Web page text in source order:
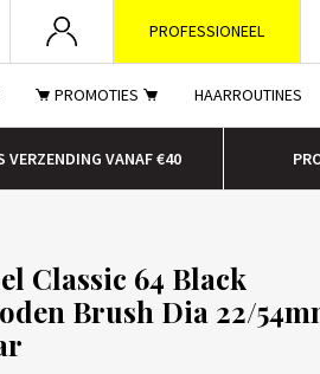
PROFESSIONEEL
PROMOTIES HAARROUTINES
VERZENDING VANAF €40
Classic 64 Black
Brush Dia 22/